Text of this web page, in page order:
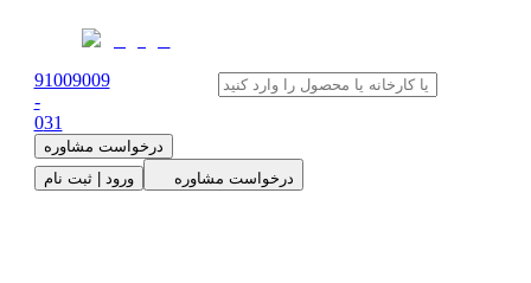
91009009
-
031
درخواست مشاوره
ورود | ثبت نام
درخواست مشاوره